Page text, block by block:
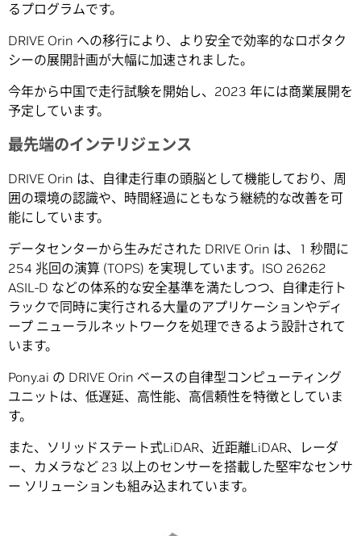
るプログラムです。
DRIVE Orin への移行により、より安全で効率的なロボタク
シーの展開計画が大幅に加速されました。
今年から中国で走行試験を開始し、2023 年には商業展開を
予定しています。
最先端のインテリジェンス
DRIVE Orin は、自律走行車の頭脳として機能しており、周
囲の環境の認識や、時間経過にともなう継続的な改善を可
能にしています。
データセンターから生みだされた DRIVE Orin は、1 秒間に
254 兆回の演算 (TOPS) を実現しています。ISO 26262
ASIL-D などの体系的な安全基準を満たしつつ、自律走行ト
ラックで同時に実行される大量のアプリケーションやディ
ープ ニューラルネットワークを処理できるよう設計されて
います。
Pony.ai の DRIVE Orin ベースの自律型コンピューティング
ユニットは、低遅延、高性能、高信頼性を特徴としていま
す。
また、ソリッドステート式LiDAR、近距離LiDAR、レーダ
ー、カメラなど 23 以上のセンサーを搭載した堅牢なセンサ
ー ソリューションも組み込まれています。